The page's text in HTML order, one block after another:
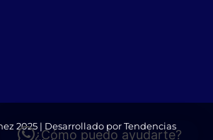
2025 | Desarrollado porTendencias
¿Cómo puedo ayudarte?